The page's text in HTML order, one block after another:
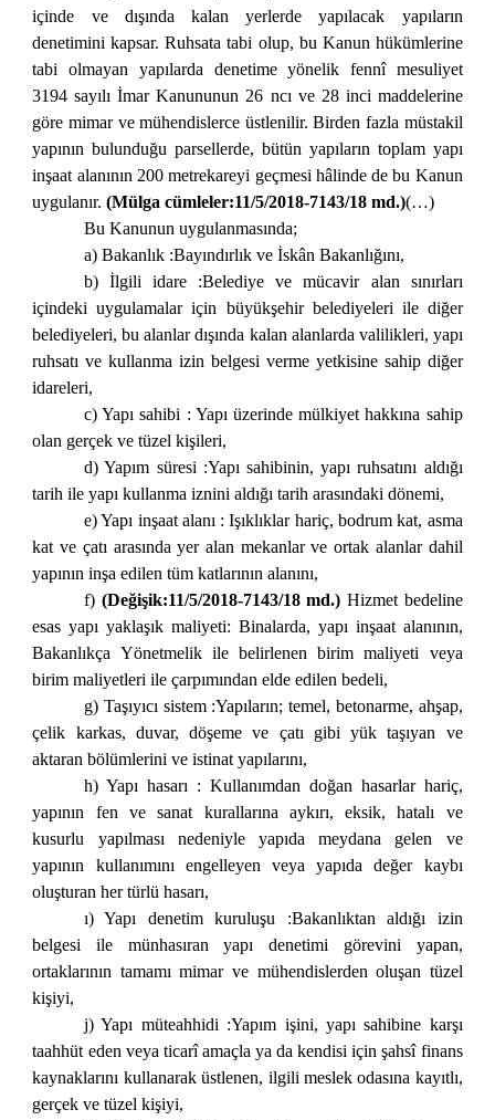
içinde ve dışında kalan yerlerde yapılacak yapıların
denetimini kapsar. Ruhsata tabi olup, bu Kanun hükümlerine
tabi olmayan yapılarda denetime yönelik fennî mesuliyet
3194 sayılı İmar Kanununun 26 ncı ve 28 inci maddelerine
göre mimar ve mühendislerce üstlenilir. Birden fazla müstakil
yapının bulunduğu parsellerde, bütün yapıların toplam yapı
inşaat alanının 200 metrekareyi geçmesi hâlinde de bu Kanun
uygulanır.(Mülga cümleler:11/5/2018-7143/18 md.)(…)
Bu Kanunun uygulanmasında;
a) Bakanlık :Bayındırlık ve İskân Bakanlığını,
b) İlgili idare :Belediye ve mücavir alan sınırları
içindeki uygulamalar için büyükşehir belediyeleri ile diğer
belediyeleri, bu alanlar dışında kalan alanlarda valilikleri, yapı
ruhsatı ve kullanma izin belgesi verme yetkisine sahip diğer
idareleri,
c) Yapı sahibi : Yapı üzerinde mülkiyet hakkına sahip
olan gerçek ve tüzel kişileri,
d) Yapım süresi :Yapı sahibinin, yapı ruhsatını aldığı
tarih ile yapı kullanma iznini aldığı tarih arasındaki dönemi,
e) Yapı inşaat alanı : Işıklıklar hariç, bodrum kat, asma
kat ve çatı arasında yer alan mekanlar ve ortak alanlar dahil
yapının inşa edilen tüm katlarının alanını,
f) (Değişik:11/5/2018-7143/18 md.) Hizmet bedeline
esas yapı yaklaşık maliyeti: Binalarda, yapı inşaat alanının,
Bakanlıkça Yönetmelik ile belirlenen birim maliyeti veya
birim maliyetleri ile çarpımından elde edilen bedeli,
g) Taşıyıcı sistem :Yapıların; temel, betonarme, ahşap,
çelik karkas, duvar, döşeme ve çatı gibi yük taşıyan ve
aktaran bölümlerini ve istinat yapılarını,
h) Yapı hasarı : Kullanımdan doğan hasarlar hariç,
yapının fen ve sanat kurallarına aykırı, eksik, hatalı ve
kusurlu yapılması nedeniyle yapıda meydana gelen ve
yapının kullanımını engelleyen veya yapıda değer kaybı
oluşturan her türlü hasarı,
ı) Yapı denetim kuruluşu :Bakanlıktan aldığı izin
belgesi ile münhasıran yapı denetimi görevini yapan,
ortaklarının tamamı mimar ve mühendislerden oluşan tüzel
kişiyi,
j) Yapı müteahhidi :Yapım işini, yapı sahibine karşı
taahhüt eden veya ticarî amaçla ya da kendisi için şahsî finans
kaynaklarını kullanarak üstlenen, ilgili meslek odasına kayıtlı,
gerçek ve tüzel kişiyi,